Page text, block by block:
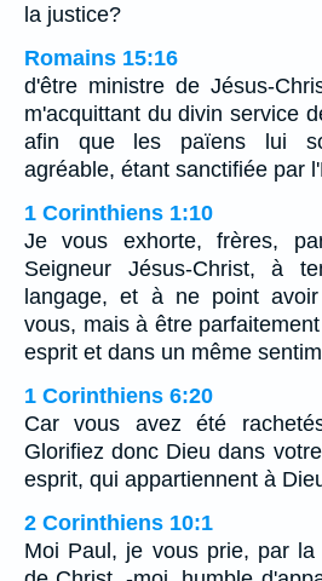
la justice?
Romains 15:16
d'être ministre de Jésus-
m'acquittant du divin service
afin que les païens lui
agréable, étant sanctifiée par
1 Corinthiens 1:10
Je vous exhorte, frères,
Seigneur Jésus-Christ, à
langage, et à ne point
vous, mais à être
esprit et dans un même
1 Corinthiens 6:20
Car vous avez été
Glorifiez donc Dieu dans
esprit, qui appartiennent à
2 Corinthiens 10:1
Moi Paul, je vous prie, par